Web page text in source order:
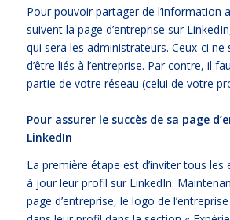
Pour pouvoir partager de l’information
suivent la page d’entreprise sur
qui sera les administrateurs. Ceux-ci ne
d’être liés à l’entreprise. Par contre, il
partie de votre réseau (celui de votre
Pour assurer le succès de sa page
LinkedIn
La première étape est d’inviter tous
à jour leur profil sur LinkedIn.
page d’entreprise, le logo de